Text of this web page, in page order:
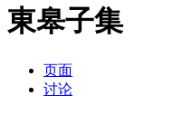
東皋子集
页面
讨论